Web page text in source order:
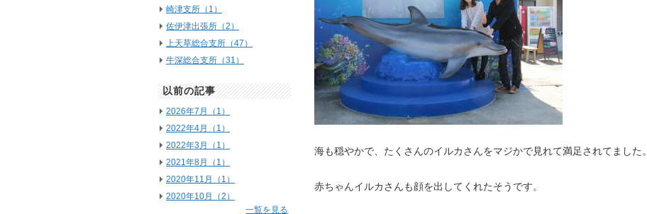
崎津支所（1）
佐伊津出張所（2）
上天草総合支所（47）
牛深総合支所（31）
以前の記事
2026年7月（1）
2022年4月（1）
2022年3月（1）
2021年8月（1）
2020年11月（1）
2020年10月（2）
一覧を見る
海も穏やかで、たくさんのイルカさんをマジかで見れて満足されてました。
赤ちゃんイルカさんも顔を出してくれたそうです。